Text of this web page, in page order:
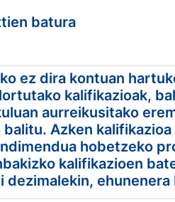
batura
ez dira kontuan
kalifikazioak,
aurreikusitako
Azken
hobetzeko
kalifikazioen
dezimalekin,